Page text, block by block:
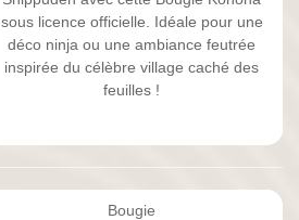
sous licence officielle. Idéale pour une
déco ninja ou une ambiance feutrée
inspirée du célèbre village caché des
feuilles !
Bougie